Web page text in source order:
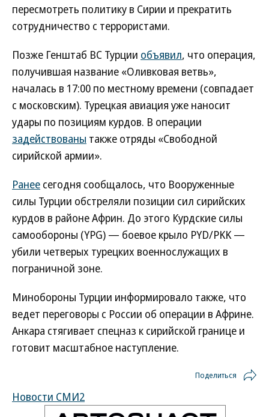
пересмотреть политику в Сирии и прекратить
сотрудничество с террористами.
Позже Генштаб ВС Турции объявил, что операция,
получившая название «Оливковая ветвь»,
началась в 17:00 по местному времени (совпадает
с московским). Турецкая авиация уже наносит
удары по позициям курдов. В операции
задействованы также отряды «Свободной
сирийской армии».
Ранее сегодня сообщалось, что Вооруженные
силы Турции обстреляли позиции сил сирийских
курдов в районе Африн. До этого Курдские силы
самообороны (YPG) — боевое крыло PYD/PKK —
убили четверых турецких военнослужащих в
пограничной зоне.
Минобороны Турции информировало также, что
ведет переговоры с России об операции в Африне.
Анкара стягивает спецназ к сирийской границе и
готовит масштабное наступление.
Поделиться
Новости СМИ2